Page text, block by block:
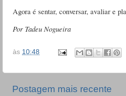
Agora é sentar, conversar, avaliar e
Por Tadeu Nogueira
às 10:48
Postagem mais recente